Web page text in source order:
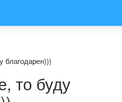
благодарен)))
то буду